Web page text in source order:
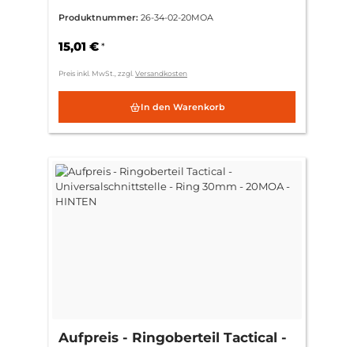
34mm - 20MOA - HINTEN
Produktnummer: 26-34-02-20MOA
15,01 € *
Preis inkl. MwSt., zzgl.Versandkosten
In den Warenkorb
Aufpreis - Ringoberteil Tactical -